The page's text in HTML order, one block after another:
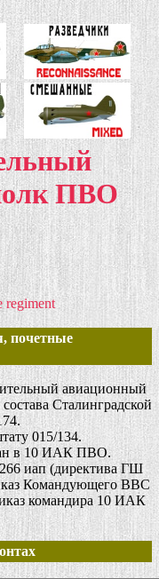
ПВО
regiment
почетные
авиационный
Сталинградской
015/134.
в 10 ИАК ПВО.
иап (директива ГШ
Командующего ВВС
командира 10 ИАК